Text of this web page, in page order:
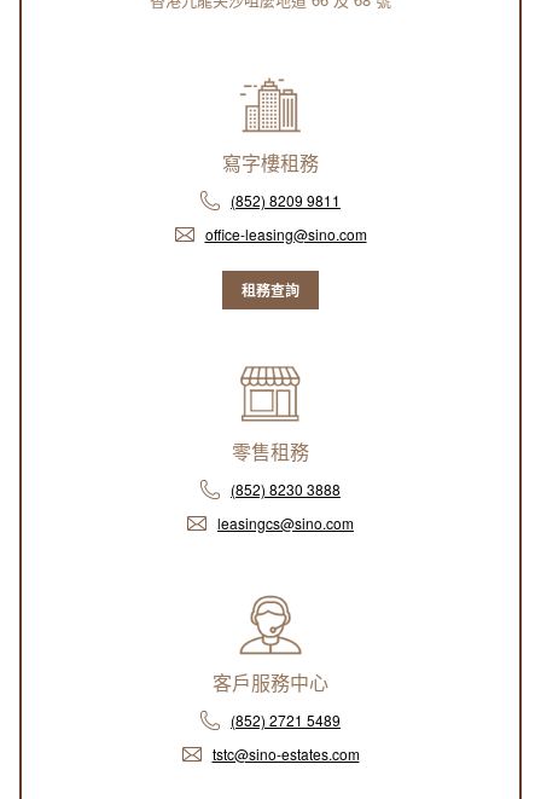
寫字樓租務
(852) 8209 9811
office-leasing@sino.com
租務查詢
零售租務
(852) 8230 3888
leasingcs@sino.com
客戶服務中心
(852) 2721 5489
tstc@sino-estates.com